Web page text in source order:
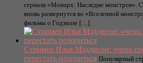
сериала «Монарх: Наследие монстров».
вновь развернутся во «Вселенной
фильмы о Годзилле […]
Стример Илья Мэддисон: очень
перестать позориться Популярный